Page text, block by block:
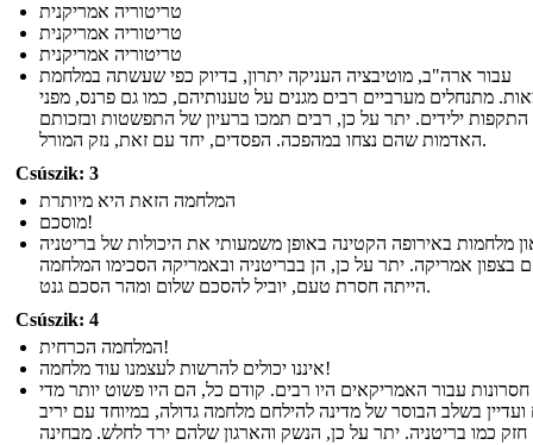
טריטוריה אמריקנית
טריטוריה אמריקנית
טריטוריה אמריקנית
עבור ארה"ב, מוטיבציה העניקה יתרון, בדיוק כפי שעשתה במלחמת
מתנחלים מערביים רבים מגנים על טענותיהם, כמו גם פרנס, מפני
התקפות ילידים. יתר על כן, רבים תמכו ברעיון של התפשטות ובזכותם
האדמות שהם נצחו במהפכה. הפסדים, יחד עם זאת, נזק המורל.
Csúszik: 3
המלחמה הזאת היא מיותרת
מוסכם!
מלחמות באירופה הקטינה באופן משמעותי את היכולות של בריטניה
בצפון אמריקה. יתר על כן, הן בבריטניה ובאמריקה הסכימו המלחמה
הייתה חסרת טעם, יוביל להסכם שלום ומהר הסכם גנט.
Csúszik: 4
המלחמה הכרחית!
איננו יכולים להרשות לעצמנו עוד מלחמה!
חסרונות עבור האמריקאים היו רבים. קודם כל, הם היו פשוט יותר מדי
ועדיין בשלב הבוסר של מדינה להילחם מלחמה גדולה, במיוחד עם יריב
חזק כמו בריטניה. יתר על כן, הנשק והארגון שלהם ירד לחלש. מבחינה